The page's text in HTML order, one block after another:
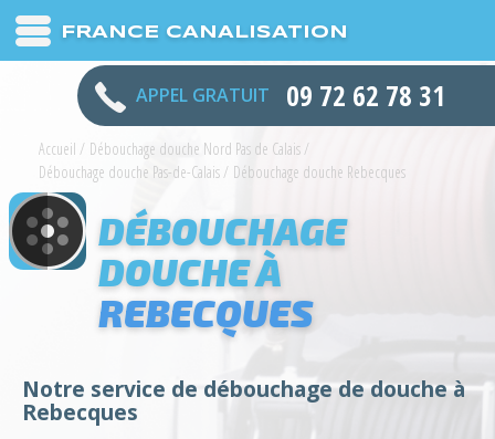
FRANCE CANALISATION
APPEL GRATUIT 09 72 62 78 31
Accueil / Débouchage douche Nord Pas de Calais/
Débouchage douche Pas-de-Calais/ Débouchage douche Rebecques
DÉBOUCHAGE
DOUCHE À
REBECQUES
Notre service de débouchage de douche à
Rebecques